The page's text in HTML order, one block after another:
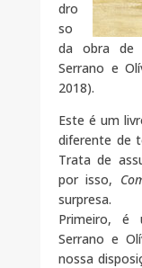
dro
so
da obra de
Serrano e
2018).
Este é um
diferente de
Trata de
por isso,
surpresa.
Primeiro, é
Serrano e
nossa